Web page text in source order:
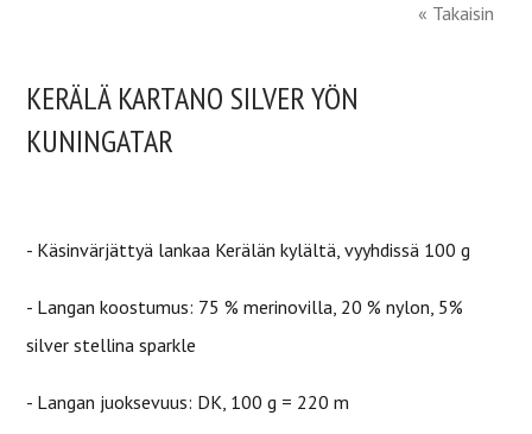
« Takaisin
KERÄLÄ KARTANO SILVER YÖN
KUNINGATAR
- Käsinvärjättyä lankaa Kerälän kylältä, vyyhdissä 100 g
- Langan koostumus: 75 % merinovilla, 20 % nylon, 5%
silver stellina sparkle
- Langan juoksevuus: DK, 100 g = 220 m